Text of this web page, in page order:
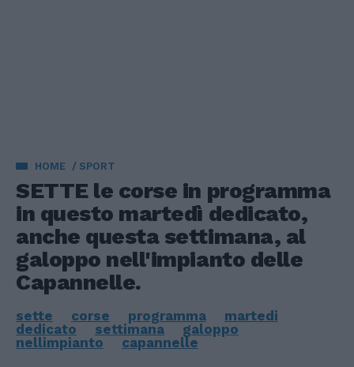
HOME SPORT
SETTE le corse in programma
in questo martedì dedicato,
anche questa settimana, al
galoppo nell'impianto delle
Capannelle.
sette corse programma
martedi
dedicato
settimana
galoppo
nellimpianto
capannelle